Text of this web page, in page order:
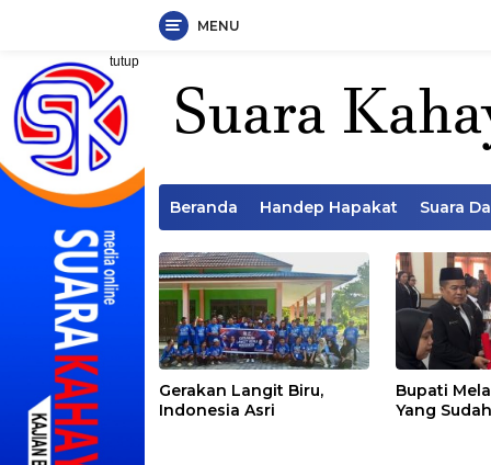
Langsung
konten
MENU
tutup
Beranda Handep Hapakat Suara
Gerakan Langit Biru,
Indonesia Asri
Bupati
Yang